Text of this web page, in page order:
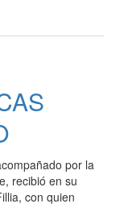
por la
recibió en su
con quien